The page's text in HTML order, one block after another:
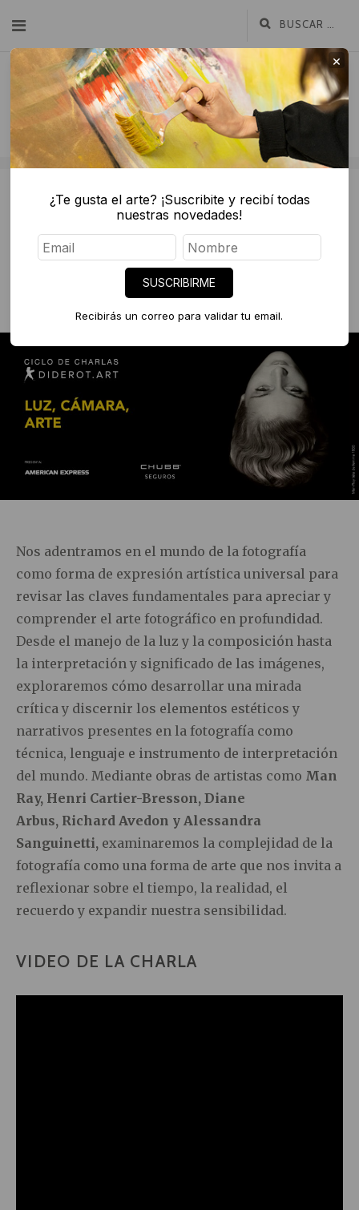
agosto 28, 2023
Luz, Cámara, Arte – Ciclo de charlas
Diderot.art
CHARLAS DE ARTE
Nos adentramos en el mundo de la fotografía
como forma de expresión artística universal para
revisar las claves fundamentales para apreciar y
comprender el arte fotográfico en profundidad.
Desde el manejo de la luz y la composición hasta
la interpretación y significado de las imágenes,
exploraremos cómo desarrollar una mirada
crítica y discernir los elementos estéticos y
narrativos presentes en la fotografía como
técnica, lenguaje e instrumento de interpretación
del mundo. Mediante obras de artistas como Man
Ray, Henri Cartier-Bresson, Diane
Arbus, Richard Avedon y Alessandra
Sanguinetti, examinaremos la complejidad de la
fotografía como una forma de arte que nos invita a
reflexionar sobre el tiempo, la realidad, el
recuerdo y expandir nuestra sensibilidad.
VIDEO DE LA CHARLA
×
¿Te gusta el arte? ¡Suscribite y recibí todas
nuestras novedades!
SUSCRIBIRME
Recibirás un correo para validar tu email.